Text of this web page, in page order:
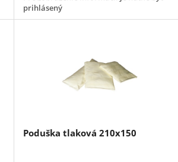
prihlásený
Poduška tlaková 210x150